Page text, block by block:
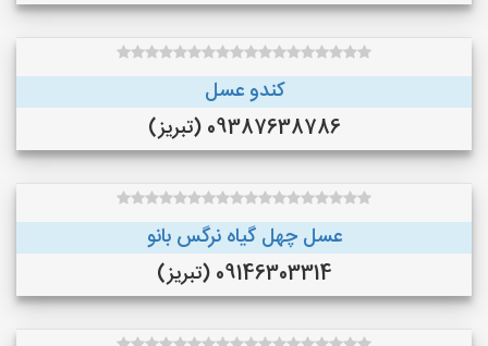
کندو عسل
09387638786 (تبریز)
عسل چهل گیاه نرگس بانو
09146303314 (تبریز)